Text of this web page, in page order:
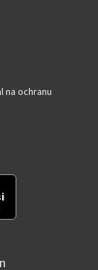
na ochranu